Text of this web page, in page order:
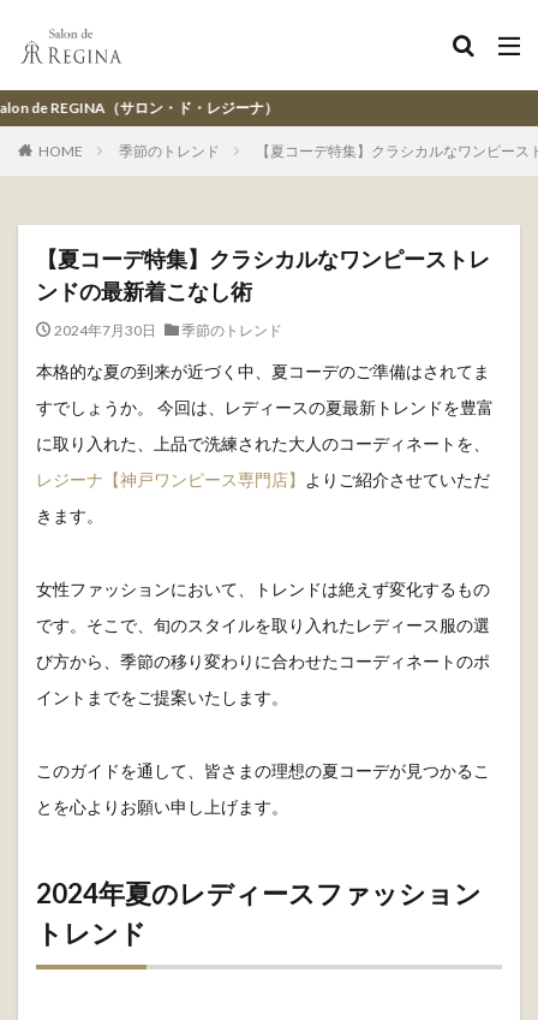
ロン・ド・レジーナ）
HOME 季節のトレンド 【夏コーデ特集】クラシカルなワンピー
【夏コーデ特集】クラシカルなワンピーストレ
ンドの最新着こなし術
2024年7月30日 季節のトレンド
本格的な夏の到来が近づく中、夏コーデのご準備はされてま
すでしょうか。 今回は、レディースの夏最新トレンドを豊富
に取り入れた、上品で洗練された大人のコーディネートを、
レジーナ【神戸ワンピース専門店】
よりご紹介させていただ
きます。
女性ファッションにおいて、トレンドは絶えず変化するもの
です。そこで、旬のスタイルを取り入れたレディース服の選
び方から、季節の移り変わりに合わせたコーディネートのポ
イントまでをご提案いたします。
このガイドを通して、皆さまの理想の夏コーデが見つかるこ
とを心よりお願い申し上げます。
2024年夏のレディースファッション
トレンド